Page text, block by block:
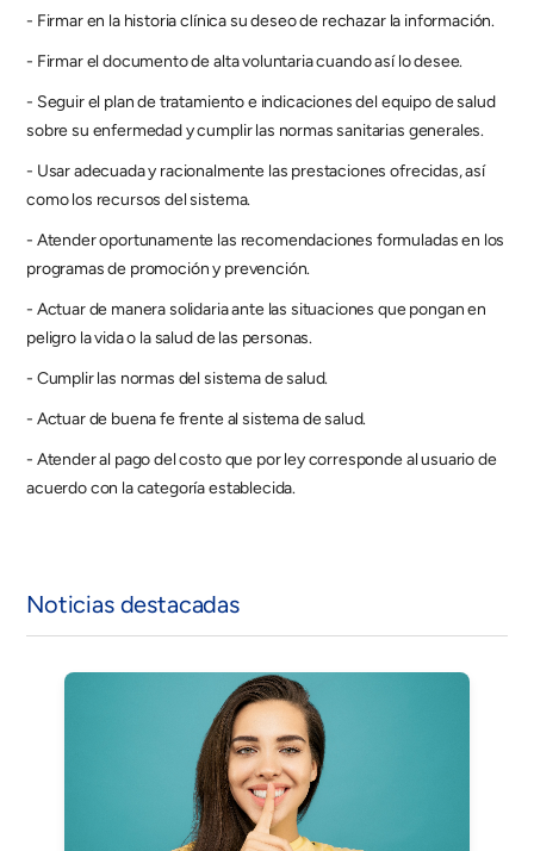
- Firmar en la historia clínica su deseo de rechazar la información.
- Firmar el documento de alta voluntaria cuando así lo desee.
- Seguir el plan de tratamiento e indicaciones del equipo de salud
sobre su enfermedad y cumplir las normas sanitarias generales.
- Usar adecuada y racionalmente las prestaciones ofrecidas, así
como los recursos del sistema.
- Atender oportunamente las recomendaciones formuladas en los
programas de promoción y prevención.
- Actuar de manera solidaria ante las situaciones que pongan en
peligro la vida o la salud de las personas.
- Cumplir las normas del sistema de salud.
- Actuar de buena fe frente al sistema de salud.
- Atender al pago del costo que por ley corresponde al usuario de
acuerdo con la categoría establecida.
Noticias destacadas